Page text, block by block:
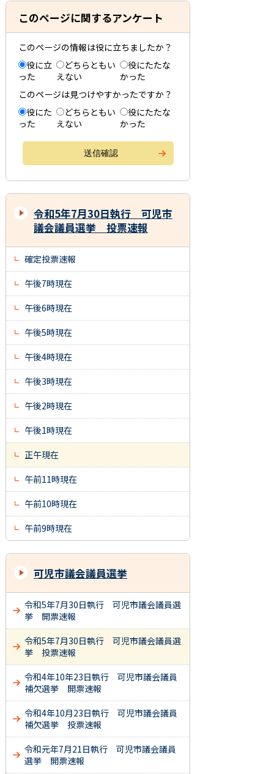
このページに関するアンケート
このページの情報は役に立ちましたか？
役に立
った
どちらともい
えない
役にたたな
かった
このページは見つけやすかったですか？
役にた
った
どちらともい
えない
役にたたな
かった
令和5年7月30日執行 可児市
議会議員選挙 投票速報
確定投票速報
午後7時現在
午後6時現在
午後5時現在
午後4時現在
午後3時現在
午後2時現在
午後1時現在
正午現在
午前11時現在
午前10時現在
午前9時現在
可児市議会議員選挙
令和5年7月30日執行 可児市議会議員選
挙 開票速報
令和5年7月30日執行 可児市議会議員選
挙 投票速報
令和4年10年23日執行 可児市議会議員
補欠選挙 開票速報
令和4年10月23日執行 可児市議会議員
補欠選挙 投票速報
令和元年7月21日執行 可児市議会議員
選挙 開票速報